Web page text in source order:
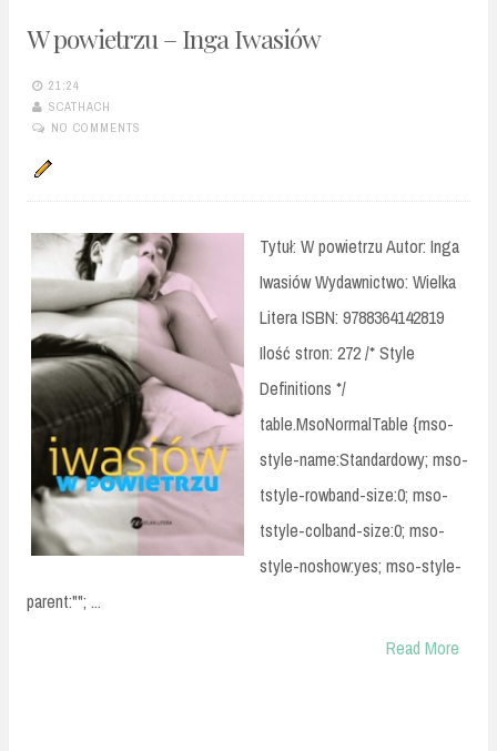
W powietrzu – Inga Iwasiów
21:24
SCATHACH
NO COMMENTS
Tytuł: W powietrzu Autor: Inga
Iwasiów Wydawnictwo: Wielka
Litera ISBN: 9788364142819
Ilość stron: 272 /* Style
Definitions */
table.MsoNormalTable {mso-
style-name:Standardowy; mso-
tstyle-rowband-size:0; mso-
tstyle-colband-size:0; mso-
style-noshow:yes; mso-style-
parent:""; ...
Read More